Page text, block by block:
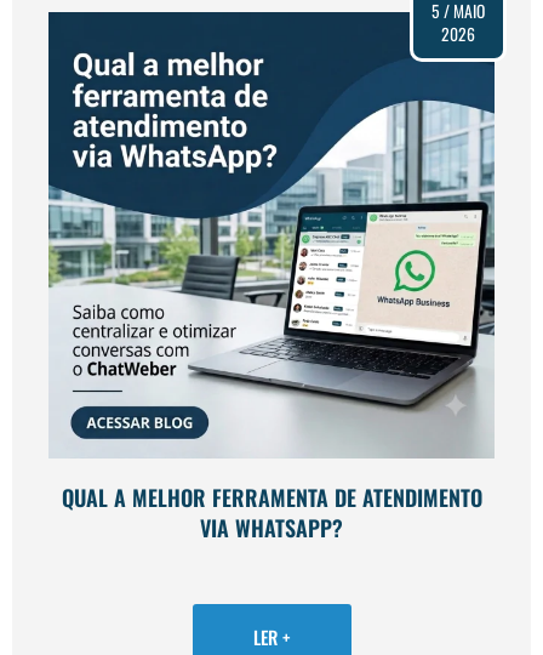
QUAL A MELHOR FERRAMENTA DE ATENDIMENTO
VIA WHATSAPP?
5 / MAIO
2026
LER +